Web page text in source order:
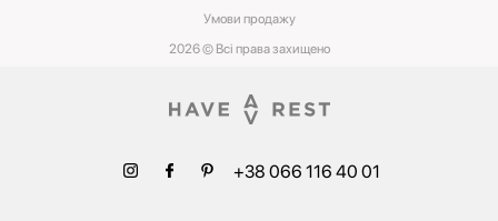
2026 © Всі права захищено
Умови‌ ‌продажу‌
+38 066 116 40 01